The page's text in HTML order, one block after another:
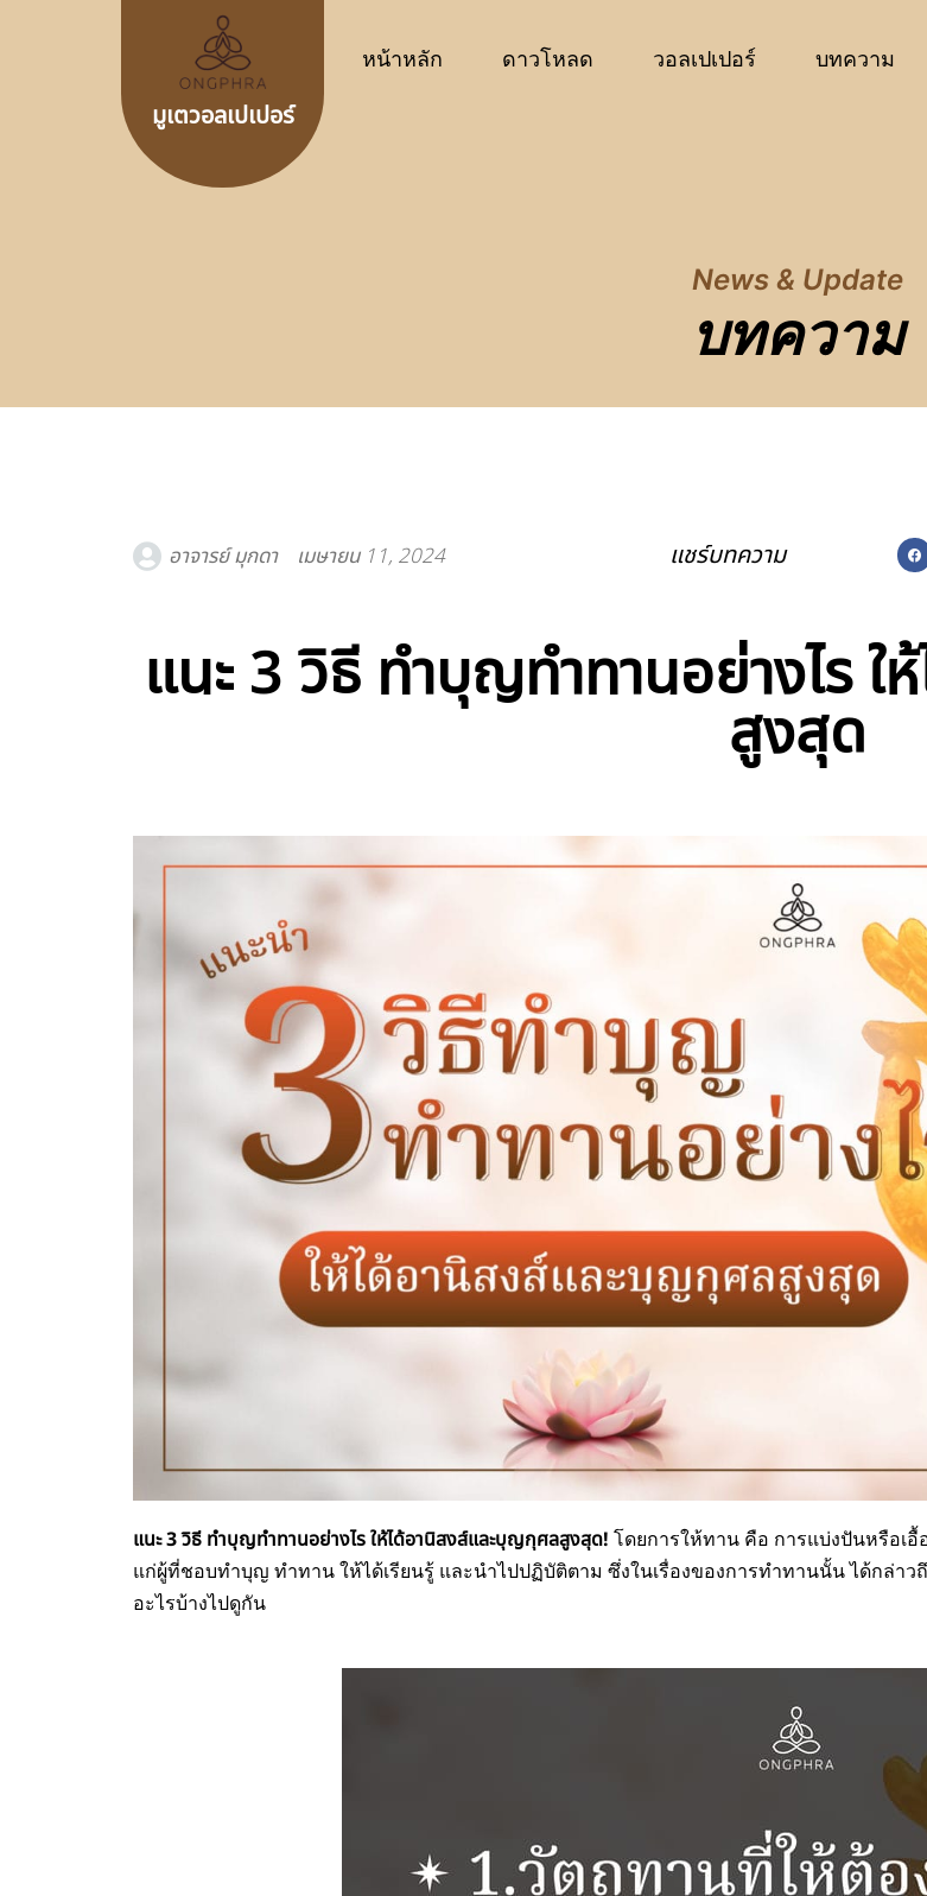
มูเตวอลเปเปอร์
หน้าหลัก ดาวโหลด วอลเปเปอร์ บทความ
News & Update
บทความ
อาจารย์ มุกดา เมษายน 11, 2024 แชร์บทความ
แนะ 3 วิธี ทำบุญทำทานอย่างไร
สูงสุด
แนะ 3 วิธี ทำบุญทำทานอย่างไร ให้ได้อานิสงส์และบุญกุศลสูงสุด! โดยการให้ทาน คือ การแบ่งปันหรือเ
แก่ผู้ที่ชอบทำบุญ ทำทาน ให้ได้เรียนรู้ และนำไปปฏิบัติตาม ซึ่งในเรื่องของการทำทานนั้น ได้กล่า
อะไรบ้างไปดูกัน